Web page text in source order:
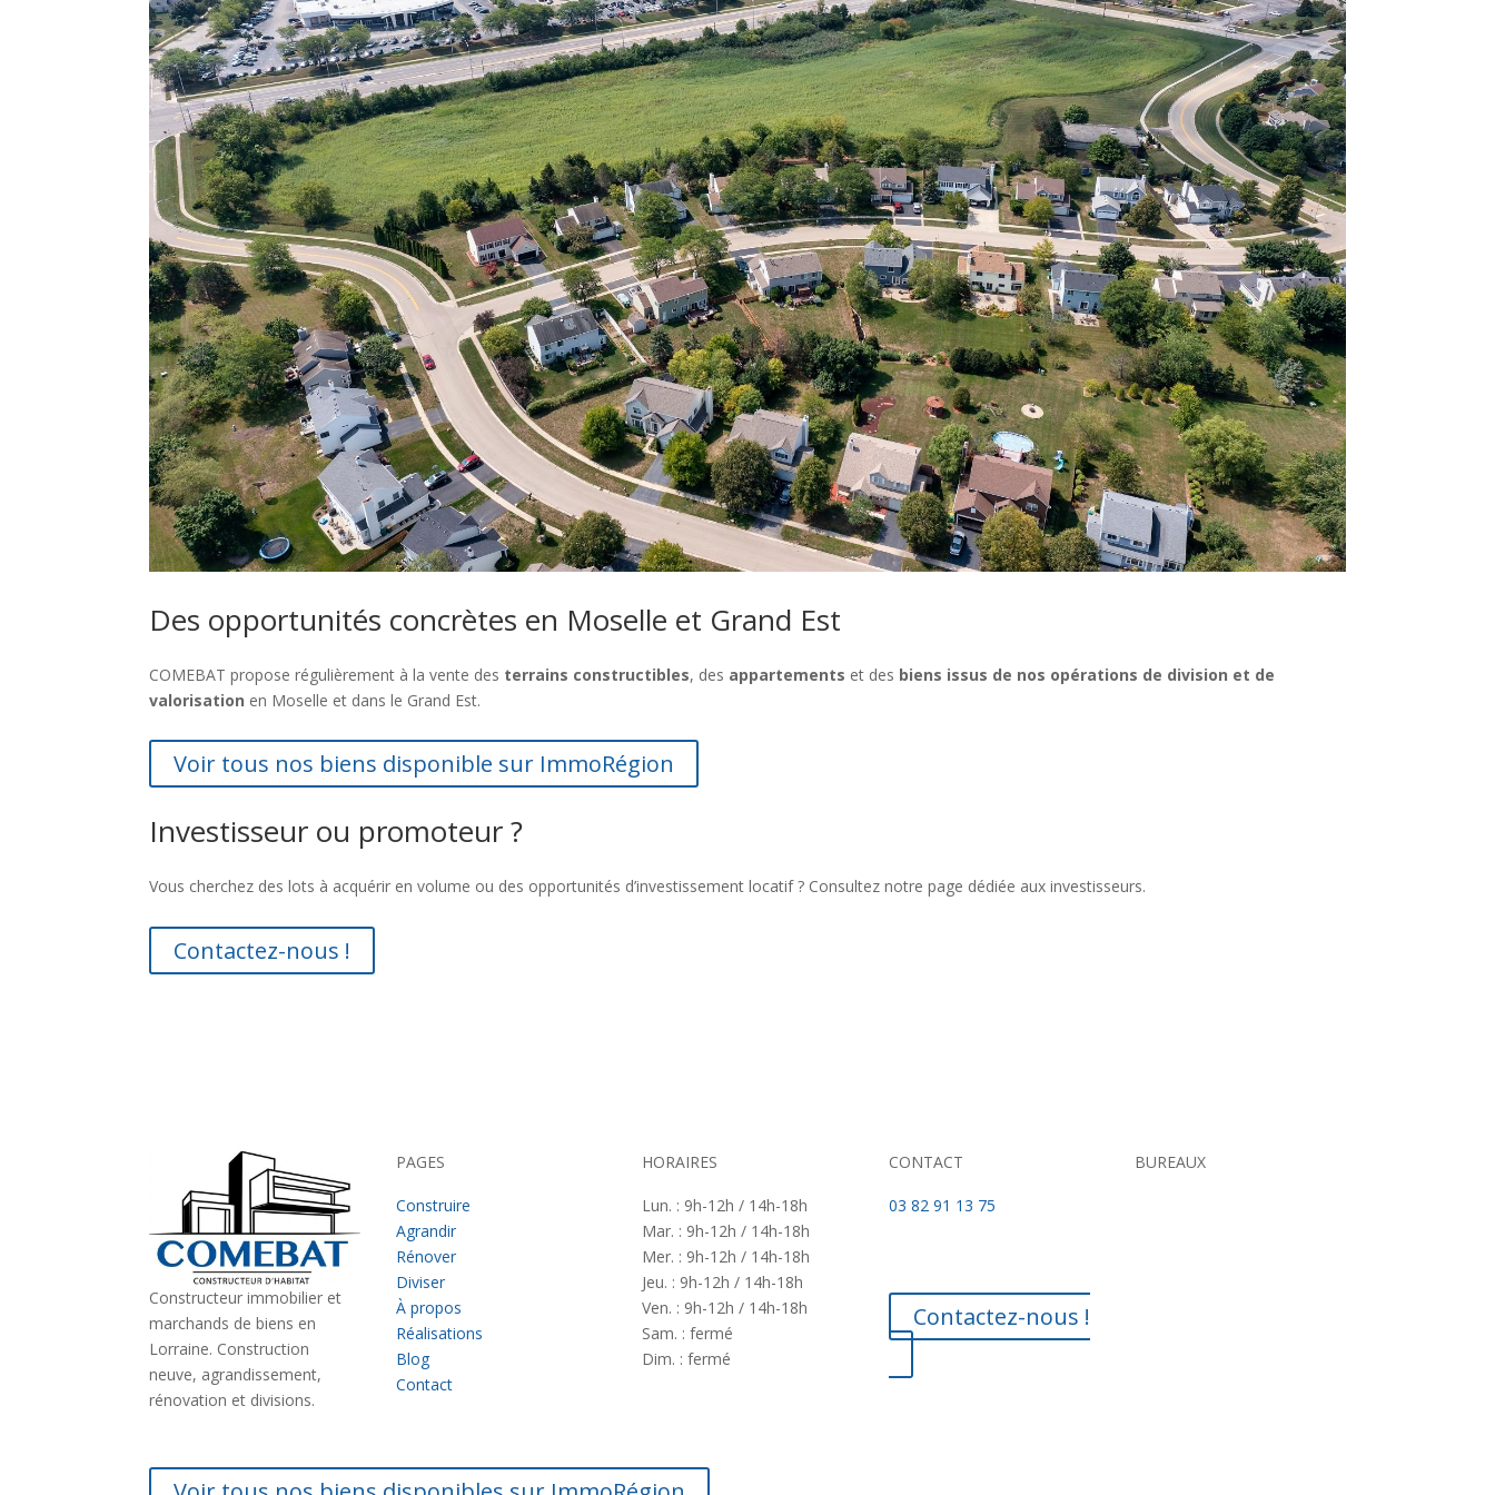
Des opportunités concrètes en Moselle et Grand Est
COMEBAT propose régulièrement à la vente des terrains constructibles, des appartements et des biens issus de nos opérations de division et de
valorisation en Moselle et dans le Grand Est.
Voir tous nos biens disponible sur ImmoRégion
Investisseur ou promoteur ?
Vous cherchez des lots à acquérir en volume ou des opportunités d’investissement locatif ? Consultez notre page dédiée aux investisseurs.
Contactez-nous !
Constructeur immobilier et
marchands de biens en
Lorraine. Construction
neuve, agrandissement,
rénovation et divisions.
PAGES
Construire
Agrandir
Rénover
Diviser
À propos
Réalisations
Blog
Contact
HORAIRES
Lun. : 9h-12h / 14h-18h
Mar. : 9h-12h / 14h-18h
Mer. : 9h-12h / 14h-18h
Jeu. : 9h-12h / 14h-18h
Ven. : 9h-12h / 14h-18h
Sam. : fermé
Dim. : fermé
CONTACT
03 82 91 13 75
Contactez-nous !
BUREAUX